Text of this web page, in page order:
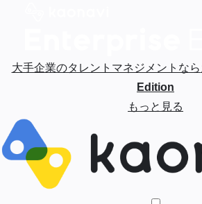
大手企業のタレントマネジメントなら
Edition
もっと見る